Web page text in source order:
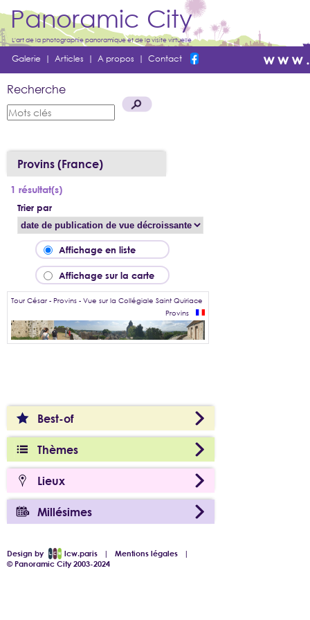
Panoramic City
L'art de la photographie panoramique et de la visite virtuelle
Galerie | Articles | A propos | Contact
Recherche
Best-of
Thèmes
Lieux
Millésimes
Provins (France)
1 résultat(s)
Trier par
Affichage en liste
Affichage sur la carte
Tour César - Provins - Vue sur la Collégiale Saint Quiriace
Provins
Design by lcw.paris |Mentions légales |
© Panoramic City 2003-2024